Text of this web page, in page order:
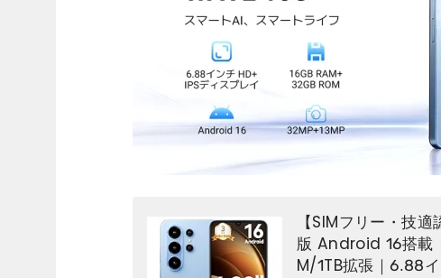
【SIMフリー・技
版 Android 16搭載
M/1TB拡張｜6.88